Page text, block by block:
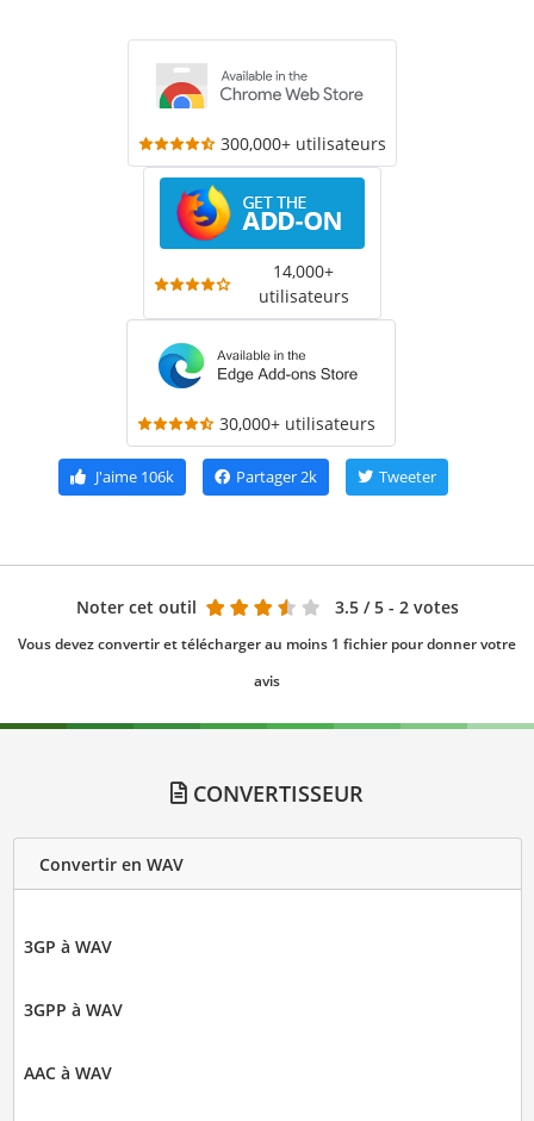
300,000+ utilisateurs
14,000+
utilisateurs
30,000+ utilisateurs
J'aime106k Partager2k Tweeter
Noter cet outil 3.5 / 5 - 2 votes
Vous devez convertir et télécharger au moins 1 fichier pour donner votre
avis
CONVERTISSEUR
Convertir en WAV
3GP à WAV
3GPP à WAV
AAC à WAV